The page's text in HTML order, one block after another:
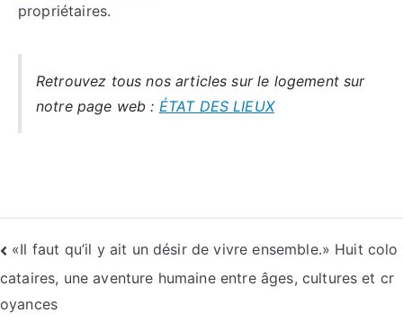
propriétaires.
Retrouvez tous nos articles sur le logement sur
notre page web : ÉTAT DES LIEUX
«Il faut qu’il y ait un désir de vivre ensemble.» Huit colo
cataires, une aventure humaine entre âges, cultures et cr
oyances